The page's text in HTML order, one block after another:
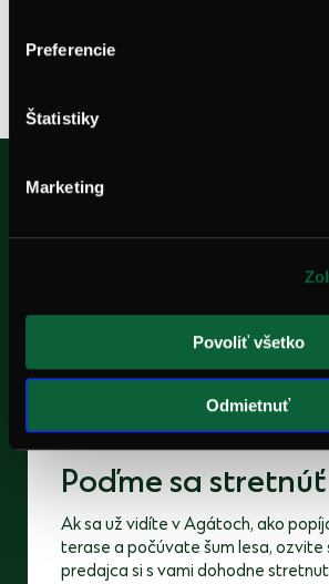
Preferencie
Štatistiky
Marketing
Povoliť všetko
Odmietnuť
Bývajtetam,
Poďme sa stretnúť
Ak sa už vidíte v Agátoch, ako
terase a počúvate šum lesa, ozvite
predajca si s vami dohodne